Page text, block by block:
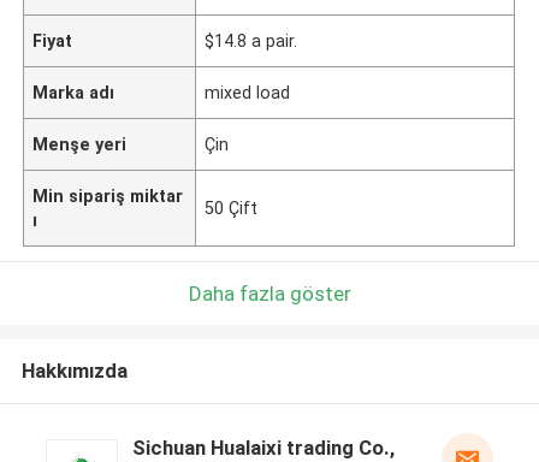
Fiyat $14.8 a pair.
Marka adı mixed load
Menşe yeri Çin
Min sipariş miktar
ı
50 Çift
Daha fazla göster
Hakkımızda
Sichuan Hualaixi trading Co.,